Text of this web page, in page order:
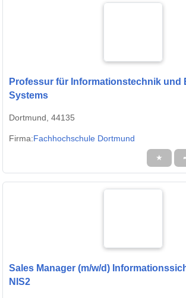
Professur für Informationstechnik und
Systems
Dortmund, 44135
Firma:Fachhochschule Dortmund
★
Sales Manager (m/w/d)
NIS2